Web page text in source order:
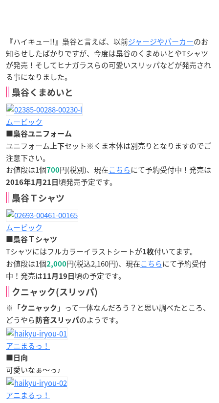
『ハイキュー!!』梟谷と言えば、以前ジャージやパーカーのお
知らせしたばかりですが、今度は梟谷のくまめいとやTシャツ
が発売！そしてヒナガラスらの可愛いスリッパなどが発売され
る事になりました。
梟谷くまめいと
ムービック
■梟谷ユニフォーム
ユニフォーム 上下セット※くま本体は別売りとなりますのでご
注意下さい。
お値段は1個700円(税別)、現在こちらにて予約受付中！発売は
2016年1月21日 頃発売予定です。
梟谷Ｔシャツ
ムービック
■梟谷Ｔシャツ
Tシャツにはフルカラーイラストシートが1枚付いてます。
お値段は1個2,000円(税込2,160円)、現在こちらにて予約受付
中！発売は11月19日 頃の予定です。
クニャック(スリッパ)
※「クニャック 」って一体なんだろう？と思い調べたところ、
どうやら 防音スリッパのようです。
アニまるっ！
■日向
可愛いなぁ～っ♪
アニまるっ！